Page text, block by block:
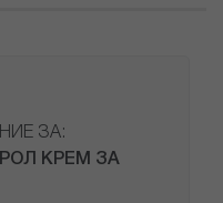
ЗА:
КРЕМ ЗА